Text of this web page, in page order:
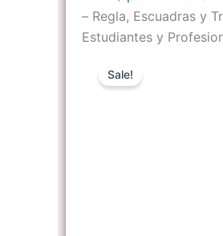
– Regla, Escuadras y
Estudiantes y
Sale!